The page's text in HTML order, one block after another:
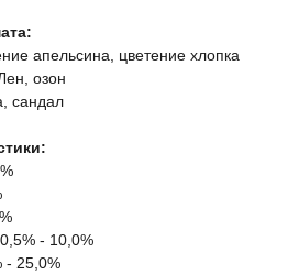
апельсина, цветение хлопка
озон
сандал
- 10,0%
- 25,0%